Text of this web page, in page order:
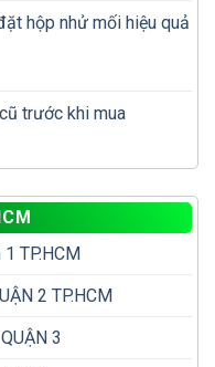
hộp nhử mối hiệu quả
trước khi mua
TP.HCM
2 TP.HCM
3